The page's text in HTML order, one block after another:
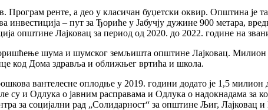
Програм ренте, а део у класичан буџетски оквир. Општина је
инвестиција – пут за Ђориће у Јабучју дужине 900 метара,
општине Лајковац за период од 2020. до 2022. године на
шума и шумског земљишта општине Лајковац.
код Дома здравља и оближњег вртића и школа.
вантелесне оплодње у 2019. години додато је 1,5
су и Одлука о јавним расправама и Одлука о надокнадама
за социјални рад „Солидарност“ за општине Љиг, Лајковац